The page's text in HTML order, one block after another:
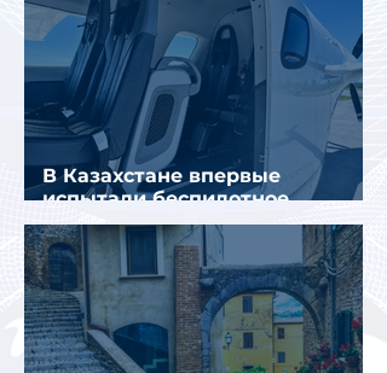
В Казахстане впервые
испытали беспилотное
аэротакси с пассажирами